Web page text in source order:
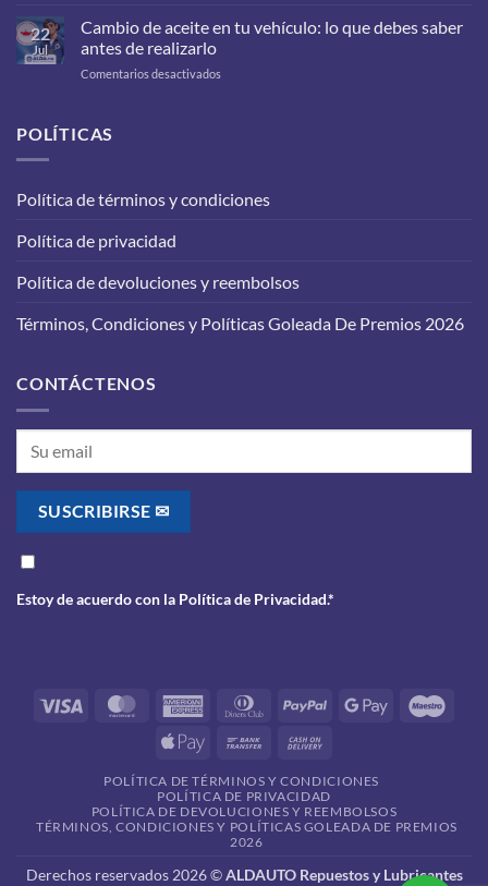
filtros
debes
a
22
Jul
Cambio de aceite en tu vehículo: lo que debes saber
antes de realizarlo
Comentarios desactivados
lo
POLÍTICAS
Política de términos y condiciones
Política de privacidad
Política de devoluciones y reembolsos
Términos, Condiciones y Políticas Goleada De Premios 2026
CONTÁCTENOS
Estoy de acuerdo con la Política de Privacidad.*
Visa MasterCardAmerican
Dinners PayPal
Google
Apple
Bank
Delivery
POLÍTICA DE TÉRMINOS Y CONDICIONES
POLÍTICA DE PRIVACIDAD
POLÍTICA DE DEVOLUCIONES Y REEMBOLSOS
TÉRMINOS, CONDICIONES Y POLÍTICAS GOLEADA DE PREMIOS
2026
Derechos reservados 2026 ©ALDAUTO Repuestos y Lubricantes